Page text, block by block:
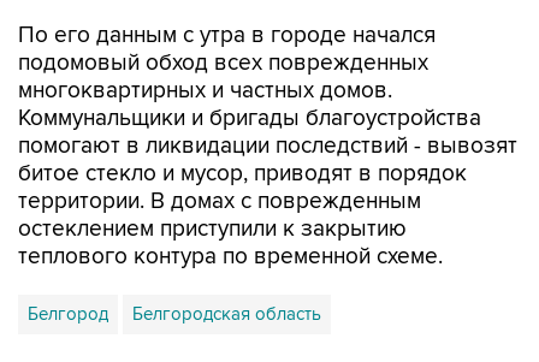
По его данным с утра в городе начался
подомовый обход всех поврежденных
многоквартирных и частных домов.
Коммунальщики и бригады благоустройства
помогают в ликвидации последствий - вывозят
битое стекло и мусор, приводят в порядок
территории. В домах с поврежденным
остеклением приступили к закрытию
теплового контура по временной схеме.
Белгород Белгородская область